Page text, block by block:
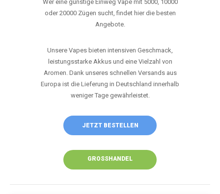
Wer eine günstige Einweg Vape mit 5000, 10000
oder 20000 Zügen sucht, findet hier die besten
Angebote.
Unsere Vapes bieten intensiven Geschmack,
leistungsstarke Akkus und eine Vielzahl von
Aromen. Dank unseres schnellen Versands aus
Europa ist die Lieferung in Deutschland innerhalb
weniger Tage gewährleistet.
JETZT BESTELLEN
GROSSHANDEL